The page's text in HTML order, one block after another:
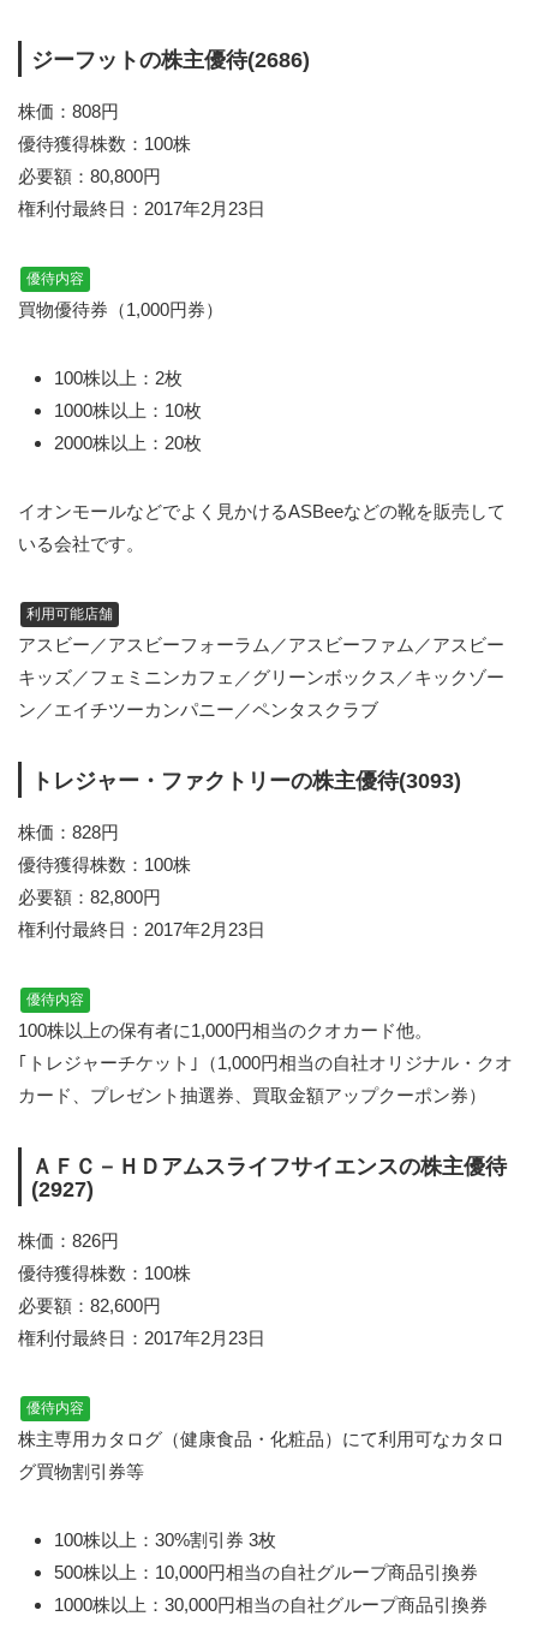
ジーフットの株主優待(2686)
株価：808円
優待獲得株数：100株
必要額：80,800円
権利付最終日：2017年2月23日
優待内容
買物優待券（1,000円券）
100株以上：2枚
1000株以上：10枚
2000株以上：20枚
イオンモールなどでよく見かけるASBeeなどの靴を販売して
いる会社です。
利用可能店舗
アスビー／アスビーフォーラム／アスビーファム／アスビー
キッズ／フェミニンカフェ／グリーンボックス／キックゾー
ン／エイチツーカンパニー／ペンタスクラブ
トレジャー・ファクトリーの株主優待(3093)
株価：828円
優待獲得株数：100株
必要額：82,800円
権利付最終日：2017年2月23日
優待内容
100株以上の保有者に1,000円相当のクオカード他。
｢トレジャーチケット｣（1,000円相当の自社オリジナル・クオ
カード、プレゼント抽選券、買取金額アップクーポン券）
ＡＦＣ－ＨＤアムスライフサイエンスの株主優待
(2927)
株価：826円
優待獲得株数：100株
必要額：82,600円
権利付最終日：2017年2月23日
優待内容
株主専用カタログ（健康食品・化粧品）にて利用可なカタロ
グ買物割引券等
100株以上：30%割引券 3枚
500株以上：10,000円相当の自社グループ商品引換券
1000株以上：30,000円相当の自社グループ商品引換券